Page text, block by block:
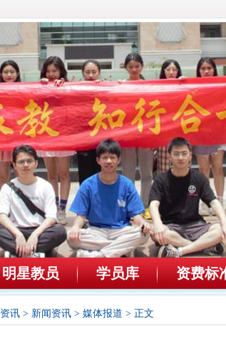
明星教员 学员库 资费标
资讯 > 新闻资讯 > 媒体报道 > 正文